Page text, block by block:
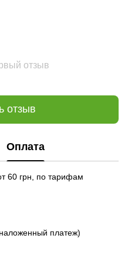
отзыв
отзыв
Оплата
60 грн, по тарифам
платеж)